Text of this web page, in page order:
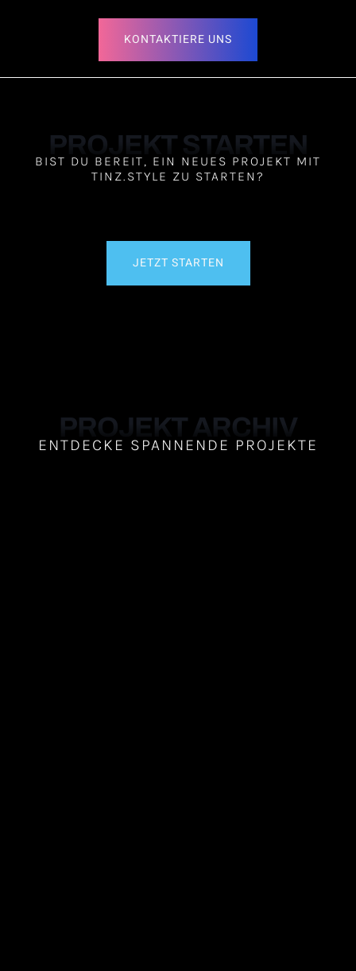
KONTAKTIERE UNS
PROJEKT STARTEN
BIST DU BEREIT, EIN NEUES PROJEKT MIT
TINZ.STYLE ZU STARTEN?
JETZT STARTEN
PROJEKT ARCHIV
ENTDECKE SPANNENDE PROJEKTE